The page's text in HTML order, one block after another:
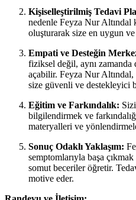
Kişiselleştirilmiş Tedavi
nedenle Feyza Nur Altındal
oluşturarak size en uygun
Empati ve Desteğin
fiziksel değil, aynı
açabilir. Feyza Nur Altındal,
size güvenli ve destekleyici
Eğitim ve Farkındalık:
bilgilendirmek ve
materyalleri ve
Sonuç Odaklı Yaklaşım:
semptomlarıyla başa
somut beceriler öğretir.
motive eder.